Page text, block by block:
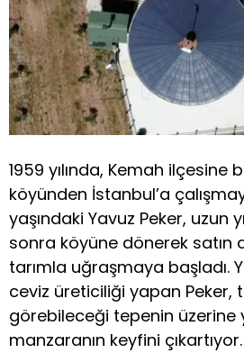
1959 yılında, Kemah ilçesine
köyünden İstanbul’a
yaşındaki Yavuz Peker, uzun
sonra köyüne dönerek satın
tarımla uğraşmaya başladı.
ceviz üreticiliği yapan Peker,
görebileceği tepenin üzerine
manzaranın keyfini çıkartıyor.